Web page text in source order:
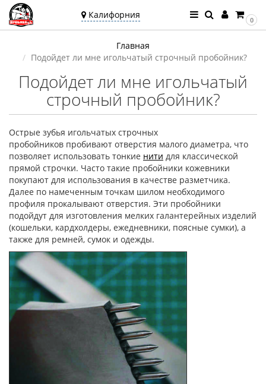
Калифорния
Калифорния
Угадали?
0
Главная
Подойдет ли мне игольчатый строчный пробойник?
Подойдет ли мне игольчатый
строчный пробойник?
Острые зубья игольчатых строчных
пробойников пробивают отверстия малого диаметра, что
позволяет использовать тонкие нити для классической
прямой строчки. Часто такие пробойники кожевники
покупают для использования в качестве разметчика.
Далее по намеченным точкам шилом необходимого
профиля прокалывают отверстия. Эти пробойники
подойдут для изготовления мелких галантерейных изделий
(кошельки, кардхолдеры, ежедневники, поясные сумки), а
также для ремней, сумок и одежды.